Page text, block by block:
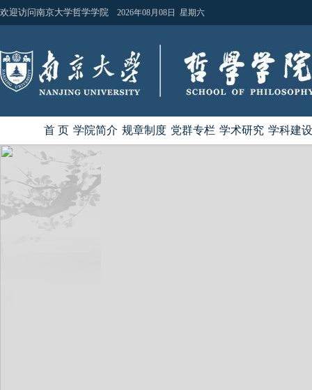
欢迎访问南京大学哲学学院 2026年08月08日 星期六
首 页 学院简介 规章制度 党群专栏 学术研究 学科建设